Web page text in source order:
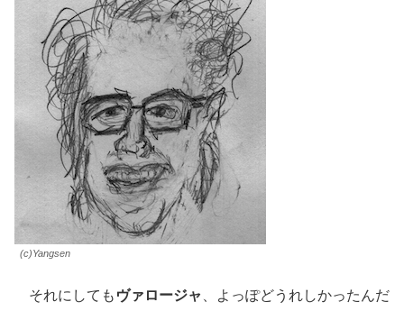
(c)Yangsen
それにしても ヴァロージャ 、よっぽどうれしかったんだ